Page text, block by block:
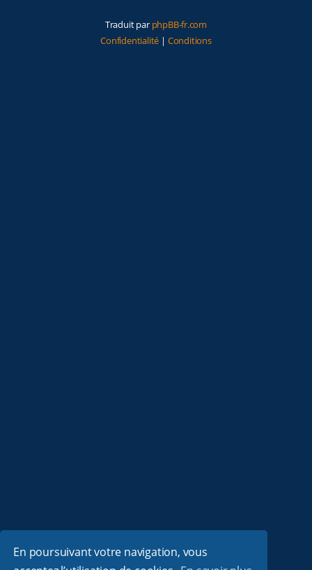
En poursuivant votre navigation, vous
Traduit par phpBB-fr.com
Confidentialité | Conditions